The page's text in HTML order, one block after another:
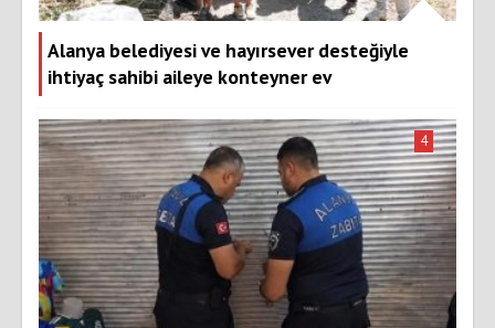
Alanya belediyesi ve hayırsever desteğiyle
ihtiyaç sahibi aileye konteyner ev
4